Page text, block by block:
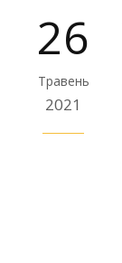
26
Травень
2021